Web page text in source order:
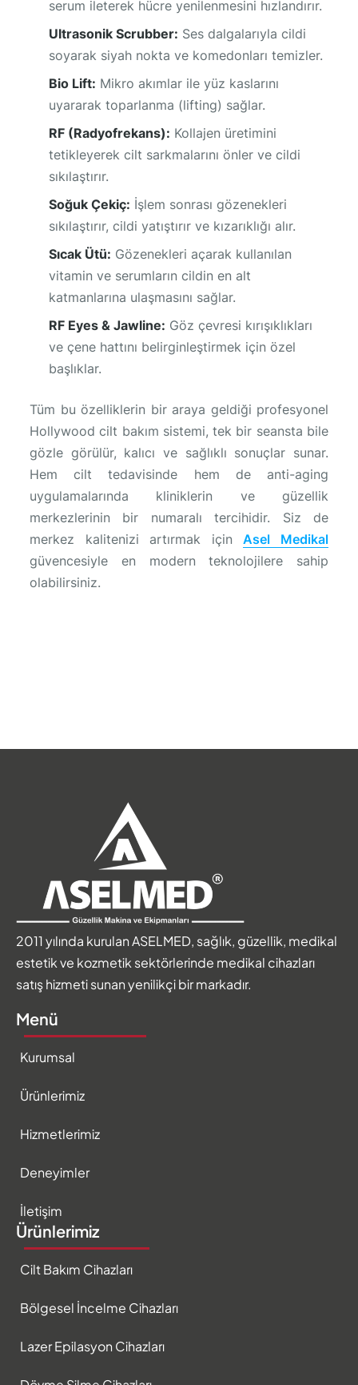
serum ileterek hücre yenilenmesini hızlandırır.
Ultrasonik Scrubber: Ses dalgalarıyla cildi
soyarak siyah nokta ve komedonları temizler.
Bio Lift: Mikro akımlar ile yüz kaslarını
uyararak toparlanma (lifting) sağlar.
RF (Radyofrekans): Kollajen üretimini
tetikleyerek cilt sarkmalarını önler ve cildi
sıkılaştırır.
Soğuk Çekiç: İşlem sonrası gözenekleri
sıkılaştırır, cildi yatıştırır ve kızarıklığı alır.
Sıcak Ütü: Gözenekleri açarak kullanılan
vitamin ve serumların cildin en alt
katmanlarına ulaşmasını sağlar.
RF Eyes & Jawline: Göz çevresi kırışıklıkları
ve çene hattını belirginleştirmek için özel
başlıklar.
Tüm bu özelliklerin bir araya geldiği profesyonel
Hollywood cilt bakım sistemi, tek bir seansta bile
gözle görülür, kalıcı ve sağlıklı sonuçlar sunar.
Hem cilt tedavisinde hem de anti-aging
uygulamalarında kliniklerin ve güzellik
merkezlerinin bir numaralı tercihidir. Siz de
merkez kalitenizi artırmak içinAsel Medikal
güvencesiyle en modern teknolojilere sahip
olabilirsiniz.
2011 yılında kurulan ASELMED, sağlık, güzellik, medikal
estetik ve kozmetik sektörlerinde medikal cihazları
satış hizmeti sunan yenilikçi bir markadır.
Menü
Kurumsal
Ürünlerimiz
Hizmetlerimiz
Deneyimler
İletişim
Ürünlerimiz
Cilt Bakım Cihazları
Bölgesel İncelme Cihazları
Lazer Epilasyon Cihazları